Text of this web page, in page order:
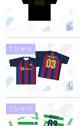
Tシャツ
Tシャツ